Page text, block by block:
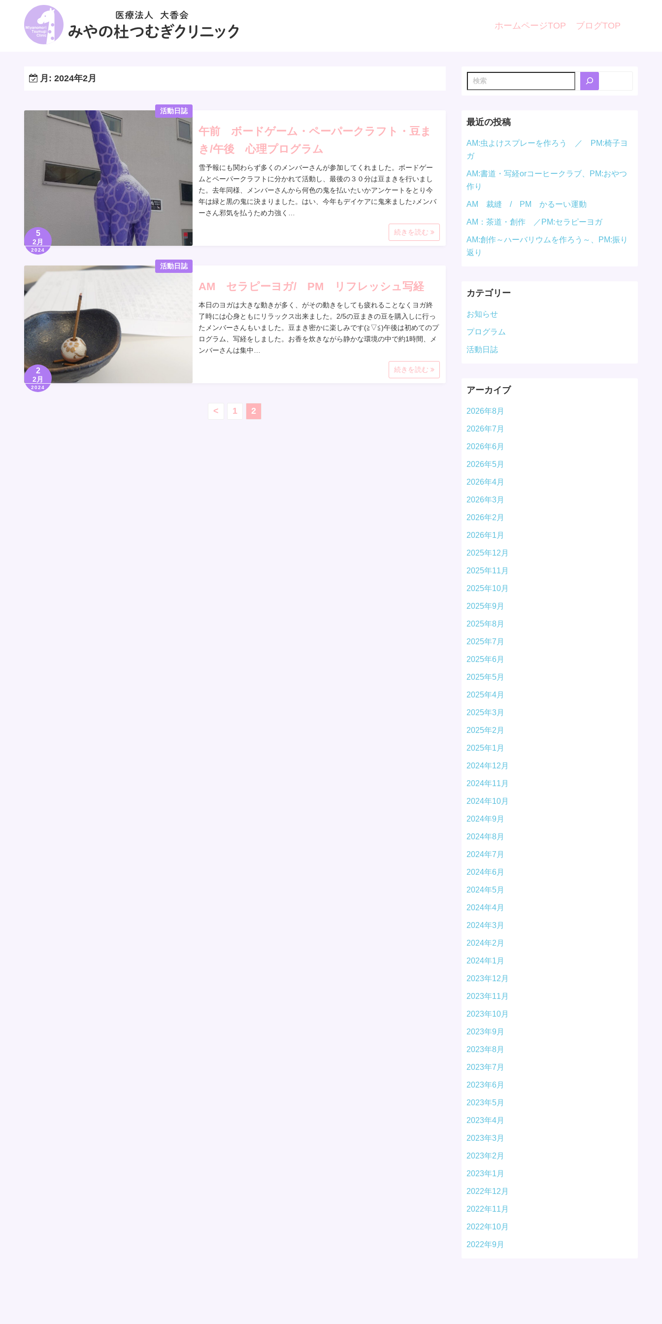
ホームページTOP ブログTOP
月: 2024年2月
活動日誌
5
2月
2024
午前 ボードゲーム・ペーパークラフト・豆ま
き/午後 心理プログラム
雪予報にも関わらず多くのメンバーさんが参加してくれました。ボードゲー
ムとペーパークラフトに分かれて活動し、最後の３０分は豆まきを行いまし
た。去年同様、メンバーさんから何色の鬼を払いたいかアンケートをとり今
年は緑と黒の鬼に決まりました。はい、今年もデイケアに鬼来ました♪メンバ
ーさん邪気を払うため力強く…
続きを読む
活動日誌
2
2月
2024
AM セラピーヨガ/ PM リフレッシュ写経
本日のヨガは大きな動きが多く、がその動きをしても疲れることなくヨガ終
了時には心身ともにリラックス出来ました。2/5の豆まきの豆を購入しに行っ
たメンバーさんもいました。豆まき密かに楽しみです(≧▽≦)午後は初めてのプ
ログラム、写経をしました。お香を炊きながら静かな環境の中で約1時間、メ
ンバーさんは集中…
続きを読む
< 1 2
検
索
最近の投稿
AM:虫よけスプレーを作ろう ／ PM:椅子ヨ
ガ
AM:書道・写経orコーヒークラブ、PM:おやつ
作り
AM 裁縫 / PM かるーい運動
AM：茶道・創作 ／PM:セラピーヨガ
AM:創作～ハーバリウムを作ろう～、PM:振り
返り
カテゴリー
お知らせ
プログラム
活動日誌
アーカイブ
2026年8月
2026年7月
2026年6月
2026年5月
2026年4月
2026年3月
2026年2月
2026年1月
2025年12月
2025年11月
2025年10月
2025年9月
2025年8月
2025年7月
2025年6月
2025年5月
2025年4月
2025年3月
2025年2月
2025年1月
2024年12月
2024年11月
2024年10月
2024年9月
2024年8月
2024年7月
2024年6月
2024年5月
2024年4月
2024年3月
2024年2月
2024年1月
2023年12月
2023年11月
2023年10月
2023年9月
2023年8月
2023年7月
2023年6月
2023年5月
2023年4月
2023年3月
2023年2月
2023年1月
2022年12月
2022年11月
2022年10月
2022年9月